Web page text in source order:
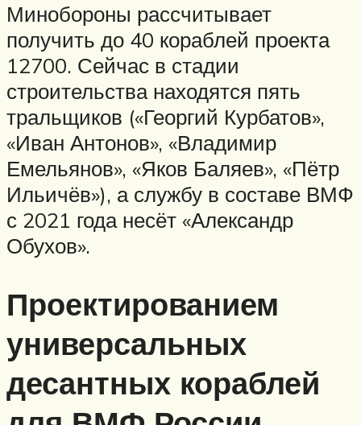
Минобороны рассчитывает
получить до 40 кораблей проекта
12700. Сейчас в стадии
строительства находятся пять
тральщиков («Георгий Курбатов»,
«Иван Антонов», «Владимир
Емельянов», «Яков Баляев», «Пётр
Ильичёв»), а службу в составе ВМФ
с 2021 года несёт «Александр
Обухов».
Проектированием
универсальных
десантных кораблей